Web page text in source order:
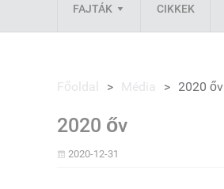
FAJTÁK CIKKEK
Főoldal > Média > 2020 őv
2020 őv
2020-12-31